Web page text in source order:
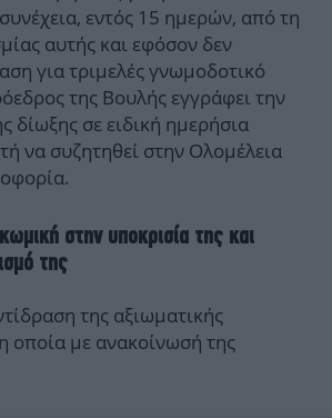
εντός 15 ημερών, από τη
αυτής και εφόσον δεν
για τριμελές γνωμοδοτικό
της Βουλής εγγράφει την
δίωξης σε ειδική ημερήσια
να συζητηθεί στην Ολομέλεια
στην υποκρισία της και
της
της αξιωματικής
οποία με ανακοίνωσή της